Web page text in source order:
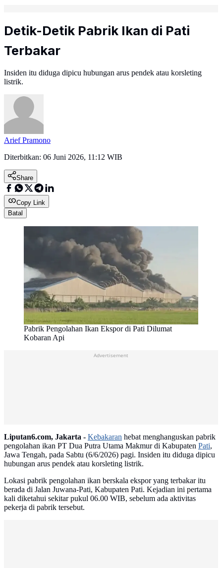
Detik-Detik Pabrik Ikan di Pati
Terbakar
Insiden itu diduga dipicu hubungan arus pendek atau korsleting
listrik.
Arief Pramono
Diterbitkan: 06 Juni 2026, 11:12 WIB
Share
Copy Link
Batal
Pabrik Pengolahan Ikan Ekspor di Pati Dilumat
Kobaran Api
Advertisement
Liputan6.com, Jakarta - Kebakaran hebat menghanguskan pabrik
pengolahan ikan PT Dua Putra Utama Makmur di Kabupaten Pati,
Jawa Tengah, pada Sabtu (6/6/2026) pagi. Insiden itu diduga dipicu
hubungan arus pendek atau korsleting listrik.
Lokasi pabrik pengolahan ikan berskala ekspor yang terbakar itu
berada di Jalan Juwana-Pati, Kabupaten Pati. Kejadian ini pertama
kali diketahui sekitar pukul 06.00 WIB, sebelum ada aktivitas
pekerja di pabrik tersebut.